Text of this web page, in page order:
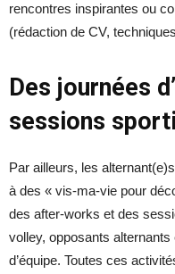
rencontres inspirantes ou
(rédaction de CV,
Des journées
sessions
Par ailleurs, les
à des « vis-ma-vie pour
des after-works et des
volley, opposants
d’équipe. Toutes ces